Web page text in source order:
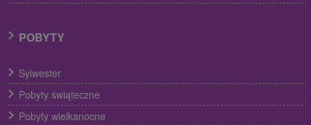
POBYTY
Sylwester
Pobyty świąteczne
Pobyty wielkanocne